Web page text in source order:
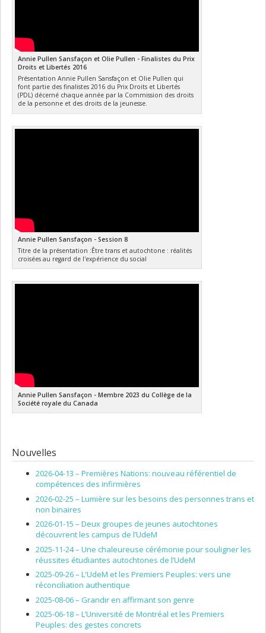
Annie Pullen Sansfaçon et Olie Pullen - Finalistes du Prix
Droits et Libertés 2016
Présentation Annie Pullen Sansfaçon et Olie Pullen qui
font partie des finalistes 2016 du Prix Droits et Libertés
(PDL) décerné chaque année par la Commission des droits
de la personne et des droits de la jeunesse.
Annie Pullen Sansfaçon - Session 8
Titre de la présentation :Être trans et autochtone : réalités
croisées au regard de l'expérience du social
Annie Pullen Sansfaçon - Membre 2023 du Collège de la
Société royale du Canada
Nouvelles
2026-04-13 – Premières Nations: nouveau référentiel de
compétences des infirmières
2026-02-25 – Lumière sur les besoins des personnes trans et
non binaires
2026-01-15 – Deux groupes de jeunes autochtones
découvrent les campus de l’UdeM
2025-11-24 – Une chaleureuse cérémonie pour souligner les
réussites étudiantes autochtones de l’UdeM
2025-09-26 – L'UdeM et les Premiers Peuples: vers une
réconciliation authentique
2025-08-06 – Grandir en affirmant son genre
2025-06-18 – L’Université de Montréal et les Premiers
Peuples: des gestes concrets